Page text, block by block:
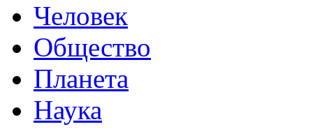
Человек
Общество
Планета
Наука